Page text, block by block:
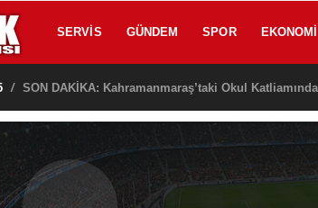
SERVIS GÜNDEM SPOR EKONOMI
/